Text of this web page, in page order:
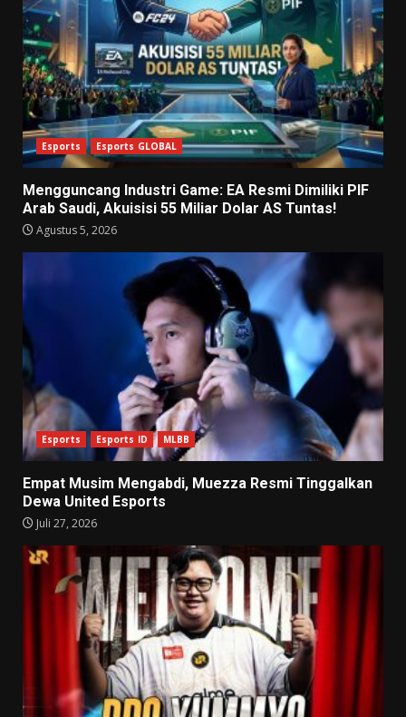
Esports Esports GLOBAL
Mengguncang Industri Game: EA Resmi Dimiliki PIF
Arab Saudi, Akuisisi 55 Miliar Dolar AS Tuntas!
Agustus 5, 2026
Esports Esports ID MLBB
Empat Musim Mengabdi, Muezza Resmi Tinggalkan
Dewa United Esports
Juli 27, 2026